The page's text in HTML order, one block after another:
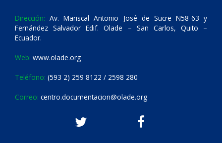
Dirección: Av. Mariscal Antonio José de Sucre N58-63 y
Fernández Salvador Edif. Olade – San Carlos, Quito –
Ecuador.
Web: www.olade.org
Teléfono: (593 2) 259 8122 / 2598 280
Correo: centro.documentacion@olade.org